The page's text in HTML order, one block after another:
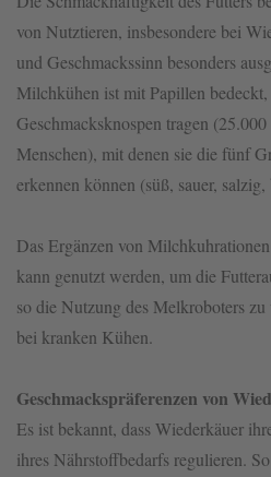
von Nutztieren, insbesondere bei
und Geschmackssinn besonders
Milchkühen ist mit Papillen
Geschmacksknospen tragen
Menschen), mit denen sie die fünf
erkennen können (süß, sauer,
Das Ergänzen von
kann genutzt werden, um die
so die Nutzung des Melkroboters zu
bei kranken Kühen.
Geschmackspräferenzen von
Es ist bekannt, dass Wiederkäuer
ihres Nährstoffbedarfs regulieren.